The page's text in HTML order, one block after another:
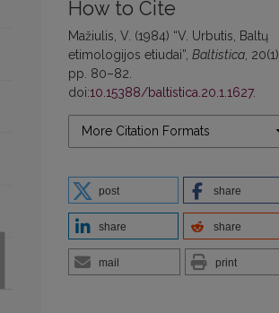
How to Cite
Mažiulis, V. (1984) “V. Urbutis, Baltų
etimologijos etiudai”, Baltistica , 20(1),
pp. 80–82.
doi:10.15388/baltistica.20.1.1627.
More Citation Formats
post share
share share
mail print